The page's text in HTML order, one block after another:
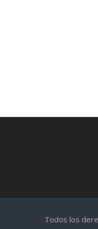
Todos los